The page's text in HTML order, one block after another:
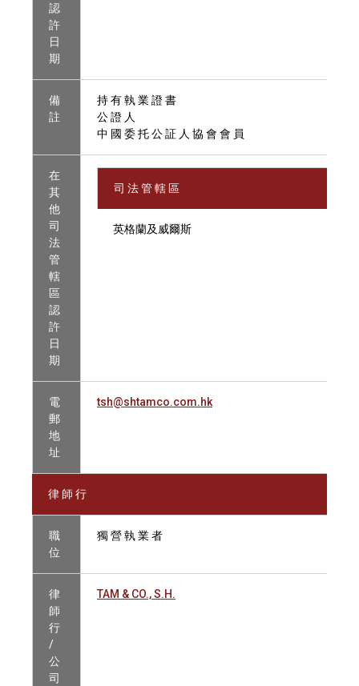
認
許
日
期
備
註
持 有 執 業 證 書
公 證 人
中 國 委 托 公 証 人 協 會 會 員
在
其
他
司
法
管
轄
區
認
許
日
期
司 法 管 轄 區
英格蘭及威爾斯
電
郵
地
址
tsh@shtamco.com.hk
律 師 行
職
位
獨 營 執 業 者
律
師
行
/
公
司
TAM & CO., S.H.